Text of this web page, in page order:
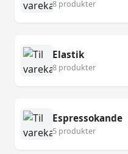
8 produkter
Elastik
8 produkter
Espressokande
5 produkter